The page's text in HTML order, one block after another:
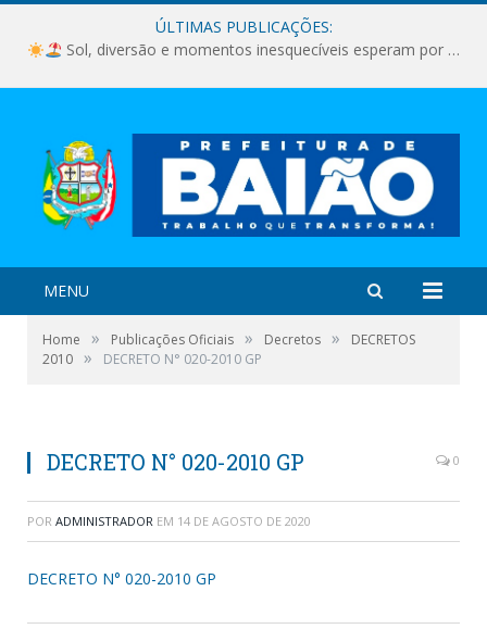
ÚLTIMAS PUBLICAÇÕES:
Sol, diversão e momentos inesquecíveis esperam por você!
MENU
Home » Publicações Oficiais » Decretos »
DECRETOS
2010 » DECRETO N° 020-2010 GP
DECRETO N° 020-2010 GP 0
POR ADMINISTRADOR EM 14 DE AGOSTO DE 2020
DECRETO N° 020-2010 GP